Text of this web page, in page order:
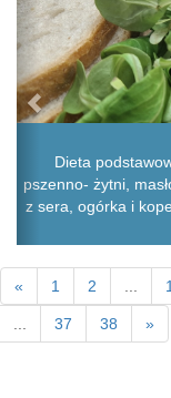
Dieta
pszenno- żytni,
z sera, ogórka i
« 1 2 ...
... 37 38 »